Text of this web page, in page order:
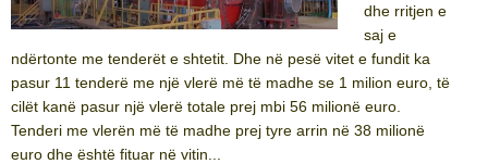
dhe rritjen e
saj e
ndërtonte me tenderët e shtetit. Dhe në pesë vitet e fundit ka
pasur 11 tenderë me një vlerë më të madhe se 1 milion euro, të
cilët kanë pasur një vlerë totale prej mbi 56 milionë euro.
Tenderi me vlerën më të madhe prej tyre arrin në 38 milionë
euro dhe është fituar në vitin...